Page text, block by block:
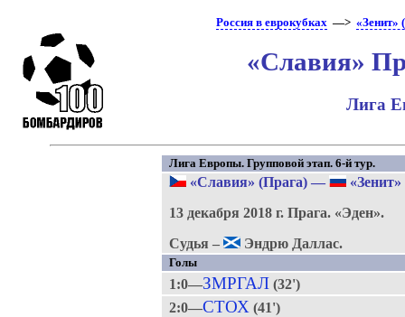
Россия в еврокубках —>«Зенит»
«Славия»
Лига
Лига Европы. Групповой этап. 6-й тур.
«Славия» (Прага)—
«Зенит»
13 декабря 2018 г. Прага. «Эден».
Судья –
Эндрю Даллас.
Голы
1:0—ЗМРГАЛ (32')
2:0—СТОХ (41')